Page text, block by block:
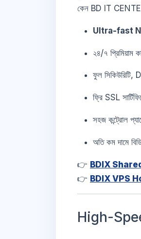
কেন BD IT
Ultra-fast
২৪/৭ প্রিমিয়াম
ফুল সিকিউরিটি,
ফ্রি SSL
সহজ কন্ট্রোল
অতি কম দামে
👉 BDIX Shared
👉 BDIX VPS
High-